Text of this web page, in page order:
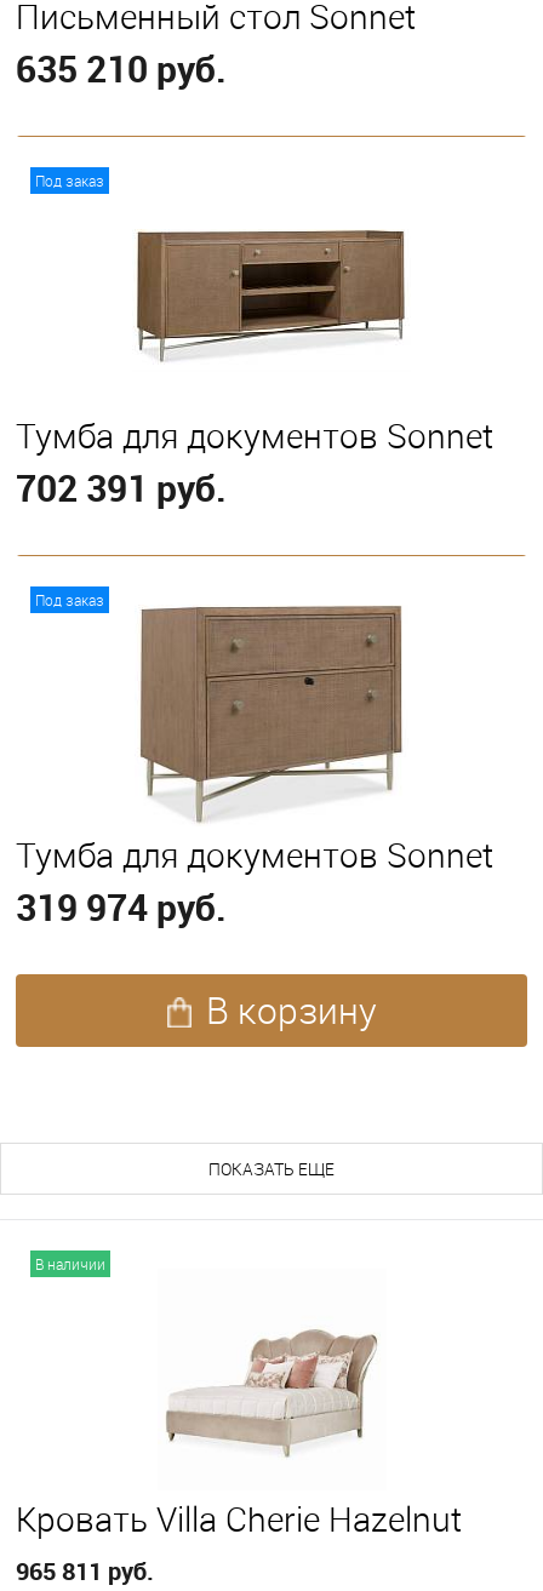
Письменный стол Sonnet
635 210 руб.
Под заказ
Тумба для документов Sonnet
702 391 руб.
Под заказ
Тумба для документов Sonnet
319 974 руб.
В корзину
ПОКАЗАТЬ ЕЩЕ
В наличии
Кровать Villa Cherie Hazelnut
965 811 руб.